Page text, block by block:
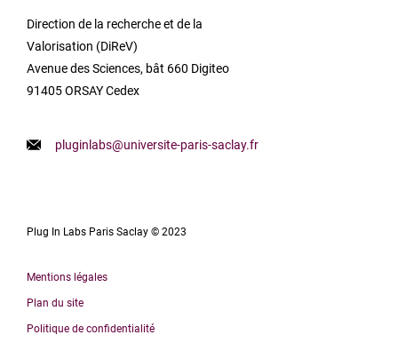
Direction de la recherche et de la
Valorisation (DiReV)
Avenue des Sciences, bât 660 Digiteo
91405 ORSAY Cedex
pluginlabs@universite-paris-saclay.fr
Plug In Labs Paris Saclay © 2023
Mentions légales
Plan du site
Politique de confidentialité